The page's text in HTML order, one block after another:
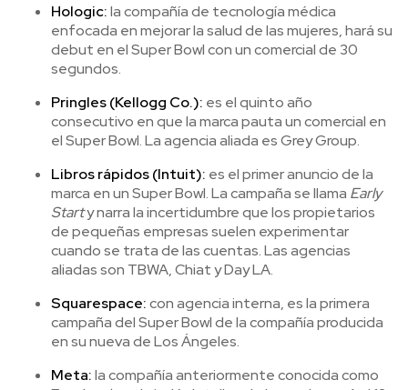
Hologic:la compañía de tecnología médica
enfocada en mejorar la salud de las mujeres, hará su
debut en el Super Bowl con un comercial de 30
segundos.
Pringles (Kellogg Co.): es el quinto año
consecutivo en que la marca pauta un comercial en
el Super Bowl. La agencia aliada es Grey Group.
Libros rápidos (Intuit): es el primer anuncio de la
marca en un Super Bowl. La campaña se llama Early
Starty narra la incertidumbre que los propietarios
de pequeñas empresas suelen experimentar
cuando se trata de las cuentas. Las agencias
aliadas son TBWA, Chiat y Day LA.
Squarespace:con agencia interna, es la primera
campaña del Super Bowl de la compañía producida
en su nueva de Los Ángeles.
Meta:la compañía anteriormente conocida como